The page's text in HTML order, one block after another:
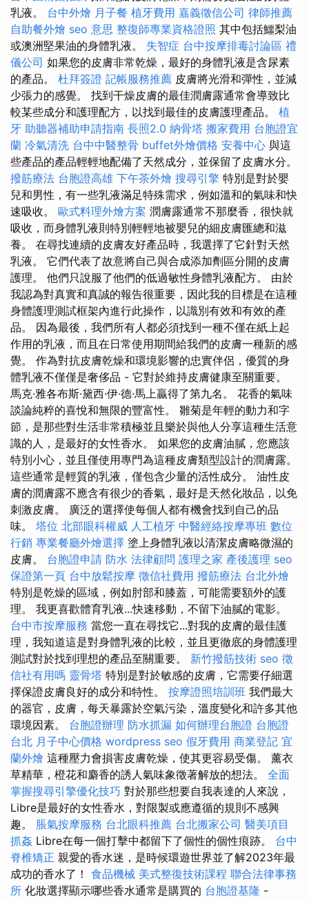
乳液。 台中外燴 月子餐 植牙費用 嘉義徵信公司 律師推薦
自助餐外燴 seo 意思 整復師專業資格證照 其中包括鱷梨油
或澳洲堅果油的身體乳液。 失智症 台中按摩排毒討論區 禮
儀公司 如果您的皮膚非常乾燥，最好的身體乳液是含尿素
的產品。 杜拜簽證 記帳服務推薦 皮膚將光滑和彈性，並減
少張力的感覺。 找到干燥皮膚的最佳潤膚露通常會導致比
較某些成分和護理配方，以找到最佳的皮膚護理產品。 植
牙 助聽器補助申請指南 長照2.0 納骨塔 搬家費用 台胞證宜
蘭 冷氣清洗 台中中醫整骨 buffet外燴價格 安養中心 與這
些產品的產品輕輕地配備了天然成分，並保留了皮膚水分。
撥筋療法 台胞證高雄 下午茶外燴 搜尋引擎 特別是對於嬰
兒和男性，有一些乳液滿足特殊需求，例如溫和的氣味和快
速吸收。 歐式料理外燴方案 潤膚露通常不那麼香，很快就
吸收，而身體乳液則特別輕輕地被嬰兒的細皮膚匯總和滋
養。 在尋找連續的皮膚友好產品時，我選擇了它針對天然
乳液。 它們代表了故意將自己與合成添加劑區分開的皮膚
護理。 他們只說服了他們的低過敏性身體乳液配方。 由於
我認為對真實和真誠的報告很重要，因此我的目標是在這種
身體護理測試框架內進行此操作，以識別有效和有效的產
品。 因為最後，我們所有人都必須找到一種不僅在紙上起
作用的乳液，而且在日常使用期間給我們的皮膚一種新的感
覺。 作為對抗皮膚乾燥和環境影響的忠實伴侶，優質的身
體乳液不僅僅是奢侈品 - 它對於維持皮膚健康至關重要。
馬克·雅各布斯·黛西·伊·德·馬上贏得了第九名。 花香的氣味
談論純粹的喜悅和無限的豐富性。 雛菊是年輕的動力和字
節，是那些對生活非常積極並且樂於與他人分享這種生活意
識的人，是最好的女性香水。 如果您的皮膚油膩，您應該
特別小心，並且僅使用專門為這種皮膚類型設計的潤膚露。
這些通常是輕質的乳液，僅包含少量的活性成分。 油性皮
膚的潤膚露不應含有很少的香氣，最好是天然化妝品，以免
刺激皮膚。 廣泛的選擇使每個人都有機會找到自己的品
味。 塔位 北部眼科權威 人工植牙 中醫經絡按摩專班 數位
行銷 專業餐廳外燴選擇 塗上身體乳液以清潔皮膚略微濕的
皮膚。 台胞證申請 防水 法律顧問 護理之家 產後護理 seo
保證第一頁 台中放鬆按摩 徵信社費用 撥筋療法 台北外燴
特別是乾燥的區域，例如肘部和膝蓋，可能需要額外的護
理。 我更喜歡體育乳液...快速移動，不留下油膩的電影。
台中市按摩服務 當您一直在尋找它...對我的皮膚的最佳護
理，我知道這是對身體乳液的比較，並且更徹底的身體護理
測試對於找到理想的產品至關重要。 新竹撥筋技術 seo 徵
信社有用嗎 靈骨塔 特別是對於敏感的皮膚，它需要仔細選
擇保證皮膚良好的成分和特性。 按摩證照培訓班 我們最大
的器官，皮膚，每天暴露於空氣污染，溫度變化和許多其他
環境因素。 台胞證辦理 防水抓漏 如何辦理台胞證 台胞證
台北 月子中心價格 wordpress seo 假牙費用 商業登記 宜
蘭外燴 這種壓力會損害皮膚乾燥，使其更容易受傷。 薰衣
草精華，橙花和麝香的誘人氣味象徵著解放的想法。 全面
掌握搜尋引擎優化技巧 對於那些想要自我表達的人來說，
Libre是最好的女性香水，對限製或應遵循的規則不感興
趣。 脹氣按摩服務 台北眼科推薦 台北搬家公司 醫美項目
抓姦 Libre在每一個打擊中都留下了個性的個性痕跡。 台中
脊椎矯正 親愛的香水迷，是時候環遊世界並了解2023年最
成功的香水了！ 食品機械 美式整復技術課程 聯合法律事務
所 化妝選擇顯示哪些香水通常是購買的 台胞證基隆 -